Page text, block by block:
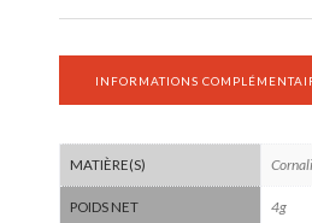
INFORMATIONS
MATIÈRE(S)
POIDS NET 4g